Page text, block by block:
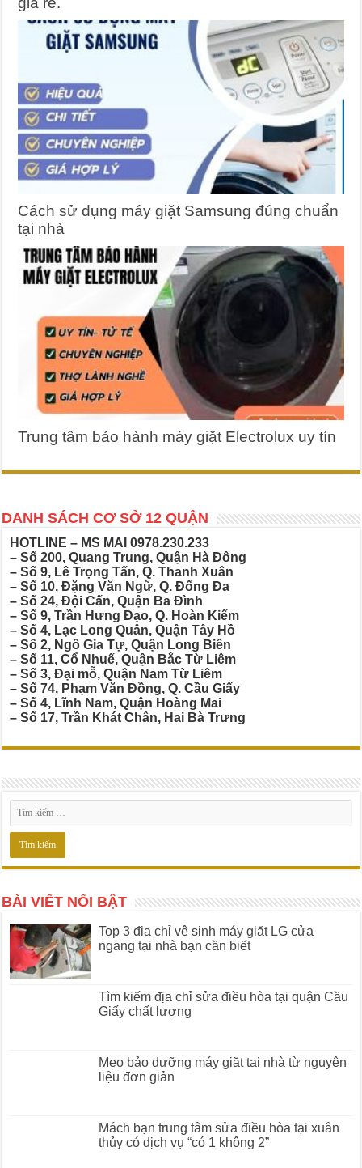
Cách sử dụng máy giặt Samsung đúng chuẩn
tại nhà
Trung tâm bảo hành máy giặt Electrolux uy tín
DANH SÁCH CƠ SỞ 12 QUẬN
HOTLINE – MS MAI0978.230.233
– Số 200, Quang Trung, Quận Hà Đông
– Số 9, Lê Trọng Tấn, Q. Thanh Xuân
– Số 10, Đặng Văn Ngữ, Q. Đống Đa
– Số 24, Đội Cấn, Quận Ba Đình
– Số 9, Trần Hưng Đạo, Q. Hoàn Kiếm
– Số 4, Lạc Long Quân, Quận Tây Hồ
– Số 2, Ngô Gia Tự, Quận Long Biên
– Số 11, Cổ Nhuế, Quận Bắc Từ Liêm
– Số 3, Đại mỗ, Quận Nam Từ Liêm
– Số 74, Phạm Văn Đồng, Q. Cầu Giấy
– Số 4, Lĩnh Nam, Quận Hoàng Mai
– Số 17, Trần Khát Chân, Hai Bà Trưng
BÀI VIẾT NỔI BẬT
Top 3 địa chỉ vệ sinh máy giặt LG cửa
ngang tại nhà bạn cần biết
Tìm kiếm địa chỉ sửa điều hòa tại quận Cầu
Giấy chất lượng
Mẹo bảo dưỡng máy giặt tại nhà từ nguyên
liệu đơn giản
Mách bạn trung tâm sửa điều hòa tại xuân
thủy có dịch vụ “có 1 không 2”